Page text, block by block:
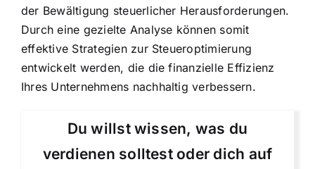
der Bewältigung steuerlicher Herausforderungen.
Durch eine gezielte Analyse können somit
effektive Strategien zur Steueroptimierung
entwickelt werden, die die finanzielle Effizienz
Ihres Unternehmens nachhaltig verbessern.
Du willst wissen, was du
verdienen solltest oder dich auf